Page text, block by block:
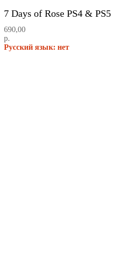
7 Days of Rose PS4 & PS5
690,00
р.
Русский язык: нет